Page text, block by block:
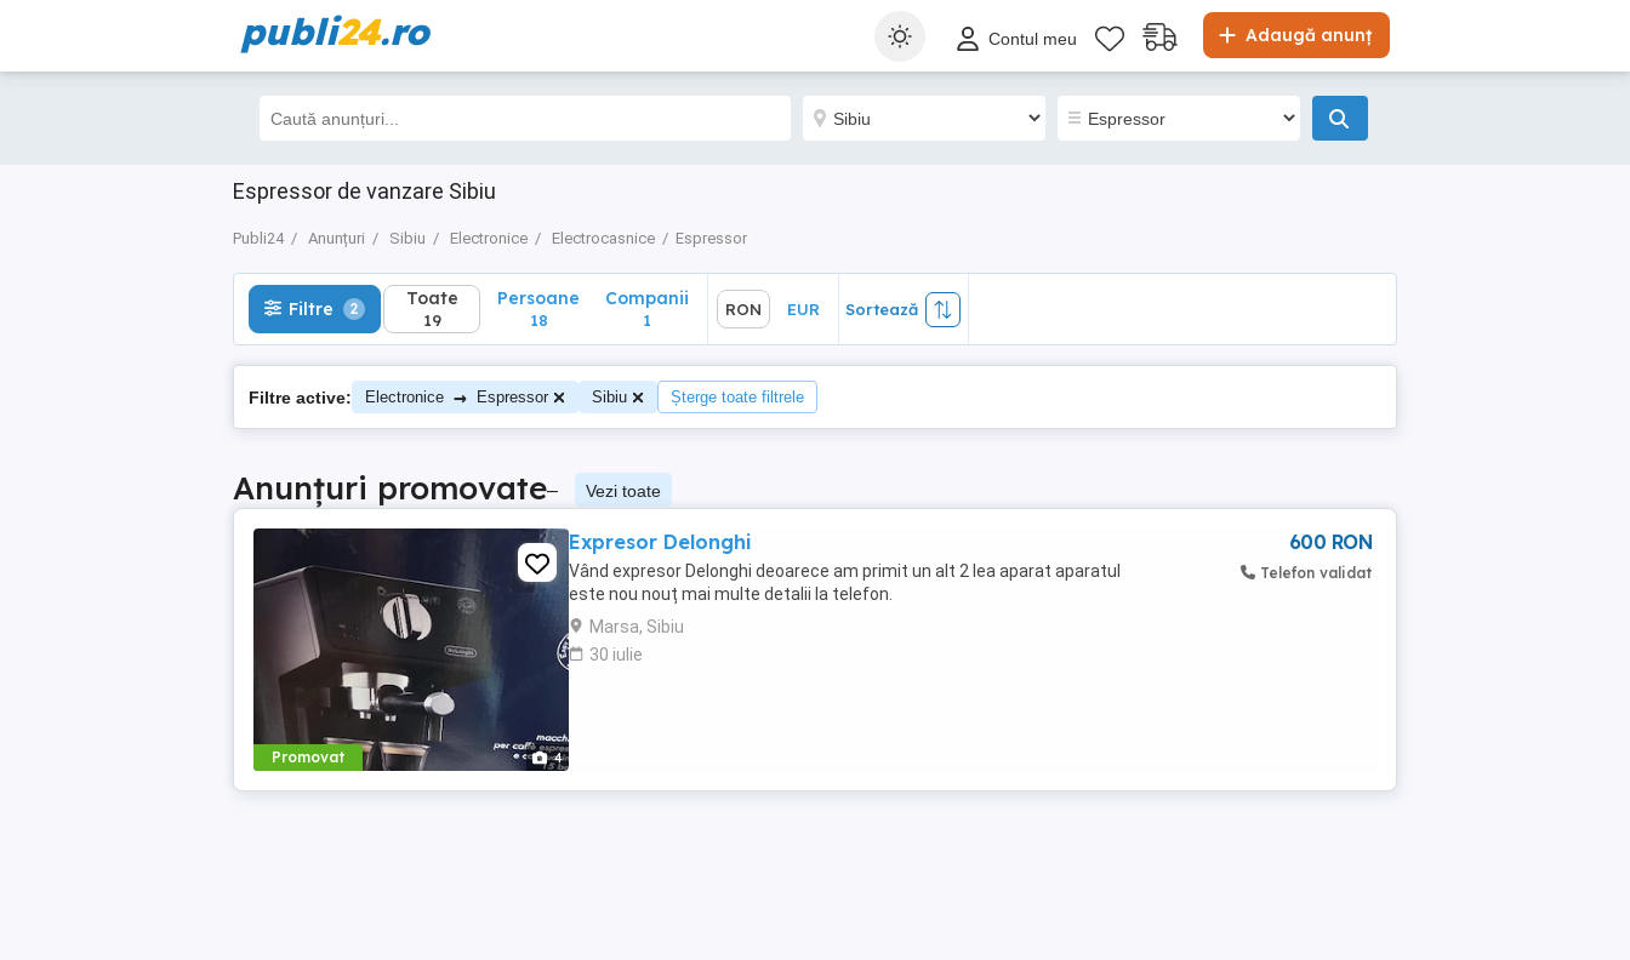
publi24.ro Adaugă anunț
Contul meu
Espressor de vanzare Sibiu
Publi24 Anunțuri Sibiu Electronice Electrocasnice Espressor
Filtre 2 Toate
19
Sortează
Filtre 2 Toate
19
Persoane
18
Companii
1
RON EUR Sortează
Filtre active: Electronice → Espressor Sibiu Șterge toate filtrele
Anunțuri promovate– Vezi toate
Promovat 4
Expresor Delonghi
Vând expresor Delonghi deoarece am primit un alt 2 lea aparat aparatul
este nou nouț mai multe detalii la telefon.
Marsa, Sibiu
30 iulie
600 RON
Telefon validat